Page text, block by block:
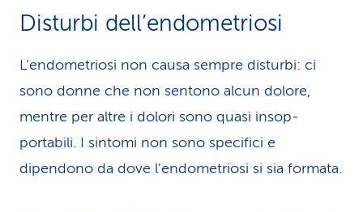
Disturbi dell’endometriosi
L’endometriosi non causa sempre disturbi: ci
sono donne che non sentono alcun dolore,
mentre per altre i dolori sono quasi insop­
portabili. I sintomi non sono specifici e
dipendono da dove l’endometriosi si sia formata.